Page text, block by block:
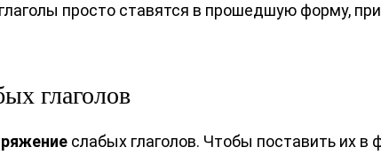
просто ставятся в прошедшую форму,
глаголов
слабых глаголов. Чтобы поставить их в